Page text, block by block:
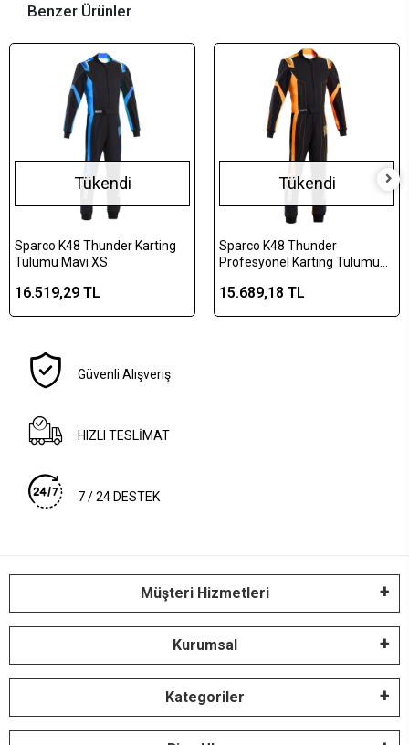
Benzer Ürünler
Tükendi
Sparco K48 Thunder Karting
Tulumu Mavi XS
16.519,29 TL
Tükendi
Sparco K48 Thunder
Profesyonel Karting Tulumu
15.689,18 TL
Güvenli Alışveriş
HIZLI TESLİMAT
7 / 24 DESTEK
Müşteri Hizmetleri
Kurumsal
Kategoriler